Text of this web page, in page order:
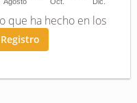
que ha hecho en los
Registro